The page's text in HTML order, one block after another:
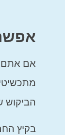
אם אתם
הביקוש
בקיץ